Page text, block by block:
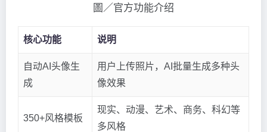
圖／官方功能介绍
核心功能 说明
自动AI头像生
成
用户上传照片，AI批量生成多种头
像效果
350+风格模板
现实、动漫、艺术、商务、科幻等
多风格